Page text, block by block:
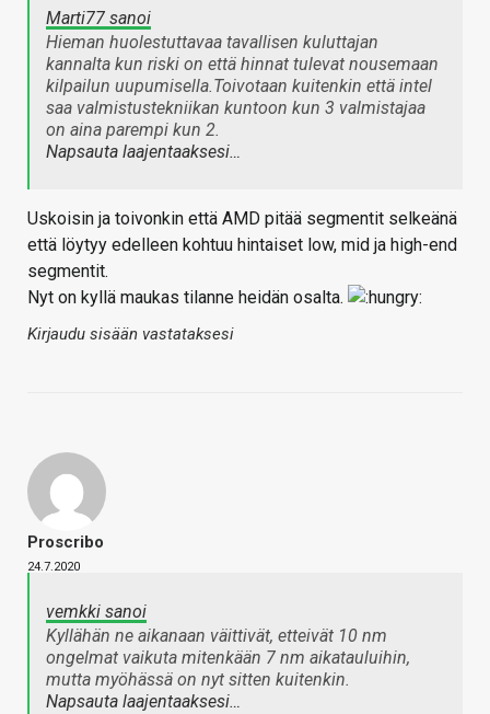
Marti77 sanoi
Hieman huolestuttavaa tavallisen kuluttajan
kannalta kun riski on että hinnat tulevat nousemaan
kilpailun uupumisella.Toivotaan kuitenkin että intel
saa valmistustekniikan kuntoon kun 3 valmistajaa
on aina parempi kun 2.
Napsauta laajentaaksesi…
Uskoisin ja toivonkin että AMD pitää segmentit selkeänä
että löytyy edelleen kohtuu hintaiset low, mid ja high-end
segmentit.
Nyt on kyllä maukas tilanne heidän osalta.
Kirjaudu sisään vastataksesi
Proscribo
24.7.2020
vemkki sanoi
Kyllähän ne aikanaan väittivät, etteivät 10 nm
ongelmat vaikuta mitenkään 7 nm aikatauluihin,
mutta myöhässä on nyt sitten kuitenkin.
Napsauta laajentaaksesi…